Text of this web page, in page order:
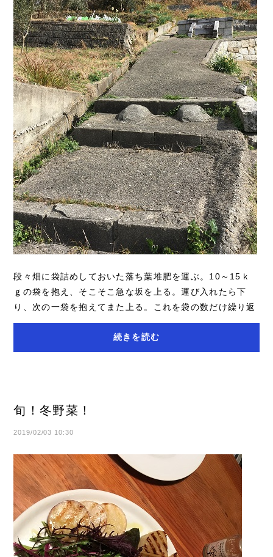
段々畑に袋詰めしておいた落ち葉堆肥を運ぶ。10～15ｋ
ｇの袋を抱え、そこそこ急な坂を上る。運び入れたら下
り、次の一袋を抱えてまた上る。これを袋の数だけ繰り返
す。冬の冷たい空気の中、すぐに体が暑くなる。...
続きを読む
旬！冬野菜！
2019/02/03 10:30